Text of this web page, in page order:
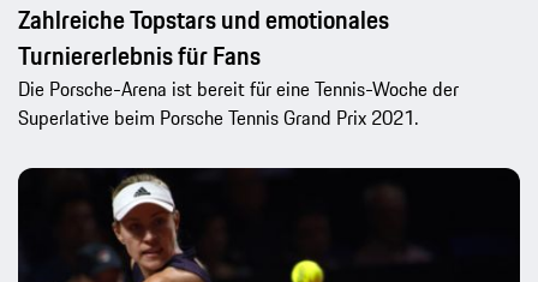
Zahlreiche Topstars und emotionales
Turniererlebnis für Fans
Die Porsche-Arena ist bereit für eine Tennis-Woche der
Superlative beim Porsche Tennis Grand Prix 2021.